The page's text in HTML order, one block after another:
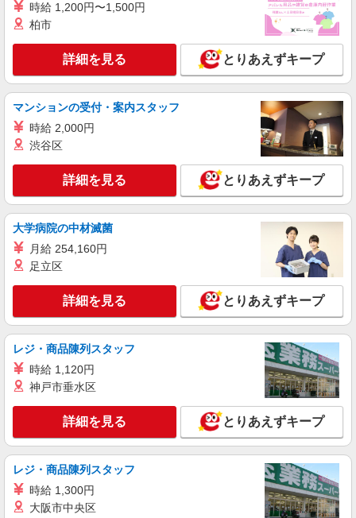
詳細を見る
パート
アルバイト・パート：時給1,200円〜
大阪府枚方市楠葉花園町15-1 くずはモー
キープ 詳細を見る
アルバイト パート
津の田ミート＆カリー
アルバイト・パート：基本給：時給1,200円〜
1,300円 ※試用期間100時間は時給1,177円
大阪府枚方市楠葉花園町15-1 くずはモー
ル 本館フードコート1F
キープ 詳細を見る
アルバイト パート
しゃぶ菜
ホール・キッチンスタッフ
アルバイト・パート：時給1,180円〜 ※試用期
間は同条件 ★土日祝、また繁忙期（正月・GWな
ど）加給あり
大阪府枚方市楠葉花園町15-1 くずはモー
時給 1,200円〜1,500円
柏市
詳細を見る とりあえずキープ
マンションの受付・案内スタッフ
時給 2,000円
渋谷区
詳細を見る とりあえずキープ
大学病院の中材滅菌
月給 254,160円
足立区
詳細を見る とりあえずキープ
レジ・商品陳列スタッフ
時給 1,120円
神戸市垂水区
詳細を見る とりあえずキープ
レジ・商品陳列スタッフ
時給 1,300円
大阪市中央区